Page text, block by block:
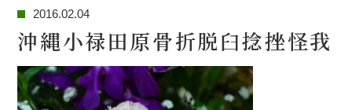
2016.02.04
沖縄小禄田原骨折脱臼捻挫怪我